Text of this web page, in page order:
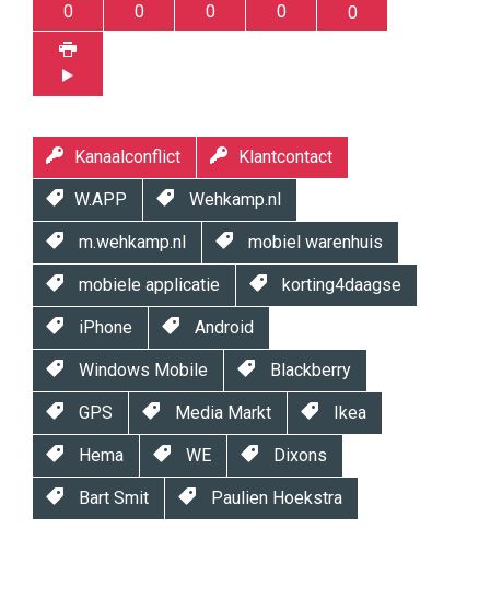
0 0 0 0 0
Kanaalconflict Klantcontact
W.APP Wehkamp.nl
m.wehkamp.nl mobiel warenhuis
mobiele applicatie korting4daagse
iPhone Android
Windows Mobile Blackberry
GPS Media Markt Ikea
Hema WE Dixons
Bart Smit Paulien Hoekstra